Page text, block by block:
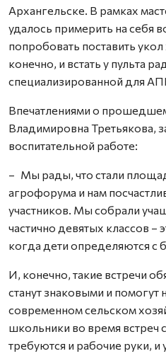
Архангельске. В рамках
удалось примерить на себя
попробовать поставить
конечно, и встать у пульта
специализированной для
Впечатлениями о
Владимировна Третьякова,
воспитательной работе:
– Мы рады, что стали
агрофорума и нам
участников. Мы собрали
частично девятых классов –
когда дети определяются с
И, конечно, такие встречи
станут знаковыми и помогут
современном сельском
школьники во время встреч
требуются и рабочие руки, и